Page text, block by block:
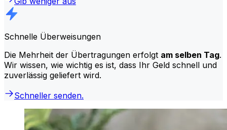
Schnelle Überweisungen
Die Mehrheit der Übertragungen erfolgt am selben Tag.
Wir wissen, wie wichtig es ist, dass Ihr Geld schnell und
zuverlässig geliefert wird.
Schneller senden.